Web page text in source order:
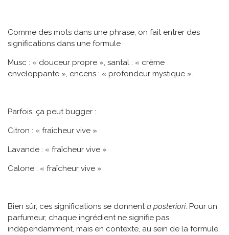
Comme des mots dans une phrase, on fait entrer des
significations dans une formule
Musc : « douceur propre », santal : « crème
enveloppante », encens : « profondeur mystique ».
Parfois, ça peut bugger :
Citron : « fraîcheur vive »
Lavande : « fraîcheur vive »
Calone : « fraîcheur vive »
Bien sûr, ces significations se donnenta posteriori. Pour un
parfumeur, chaque ingrédient ne signifie pas
indépendamment, mais en contexte, au sein de la formule,